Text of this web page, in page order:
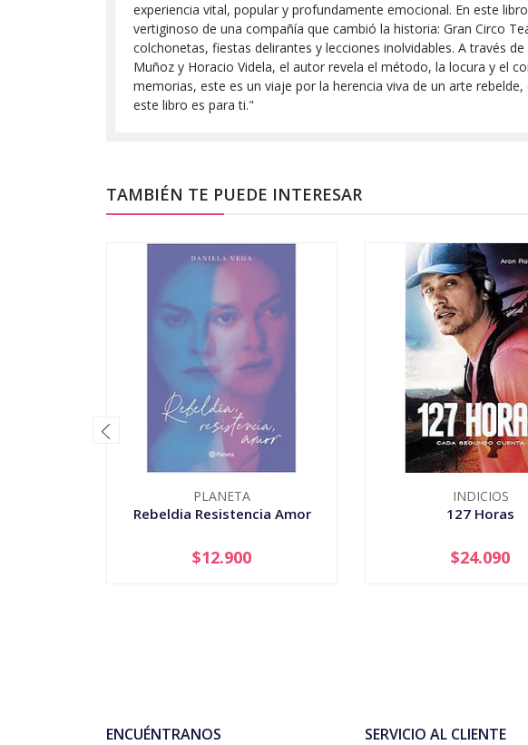
experiencia vital, popular y profundamente emocional. En este
vertiginoso de una compañía que cambió la historia: Gran Circo
colchonetas, fiestas delirantes y lecciones inolvidables. A través
Muñoz y Horacio Videla, el autor revela el método, la locura y el
memorias, este es un viaje por la herencia viva de un arte
este libro es para ti."
TAMBIÉN TE PUEDE INTERESAR
PLANETA
Rebeldia Resistencia Amor
+
$12.900
INDICIOS
127 Horas
+
$24.090
ENCUÉNTRANOS SERVICIO AL CLIENTE